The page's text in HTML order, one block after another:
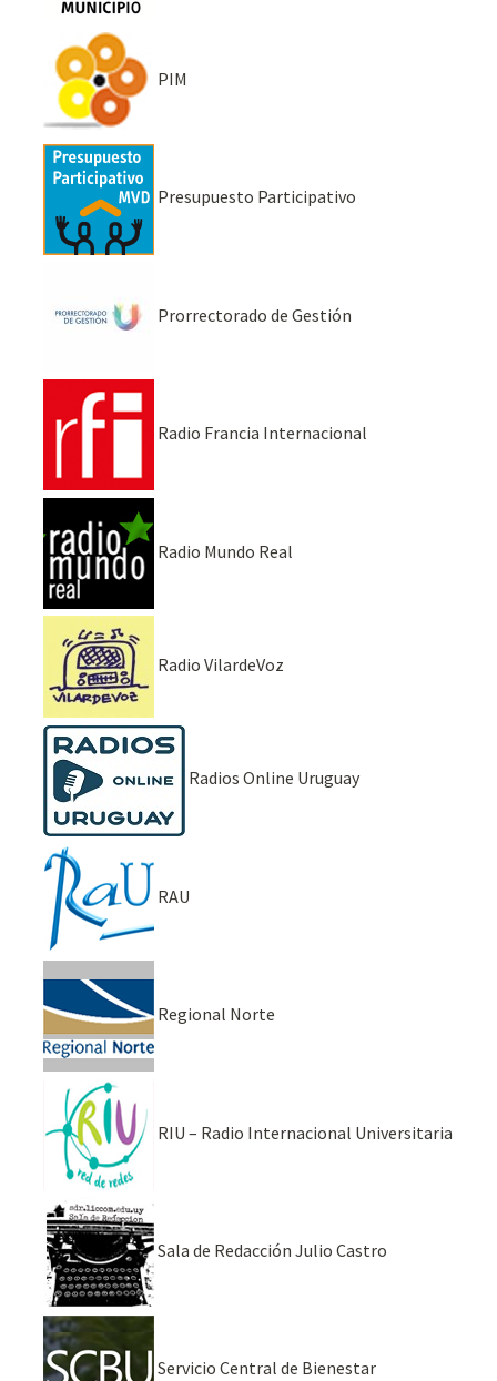
PIM
Presupuesto Participativo
Prorrectorado de Gestión
Radio Francia Internacional
Radio Mundo Real
Radio VilardeVoz
Radios Online Uruguay
RAU
Regional Norte
RIU – Radio Internacional Universitaria
Sala de Redacción Julio Castro
Servicio Central de Bienestar